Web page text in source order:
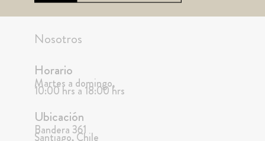
Nosotros
Horario
Martes a domingo,
10:00 hrs a 18:00 hrs
Ubicación
Bandera 361
Santiago, Chile